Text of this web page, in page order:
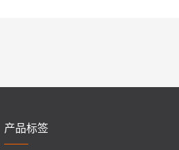
产品标签